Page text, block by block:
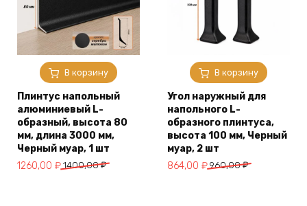
В корзину
Плинтус напольный
алюминиевый L-
образный, высота 80
мм, длина 3000 мм,
Черный муар, 1 шт
1400,00₽
Первоначальная
1260,00 ₽
Текущая
В корзину
Угол наружный для
напольного L-
образного плинтуса,
высота 100 мм, Черный
муар, 2 шт
960,00₽
Первоначальная
864,00 ₽
Текущая